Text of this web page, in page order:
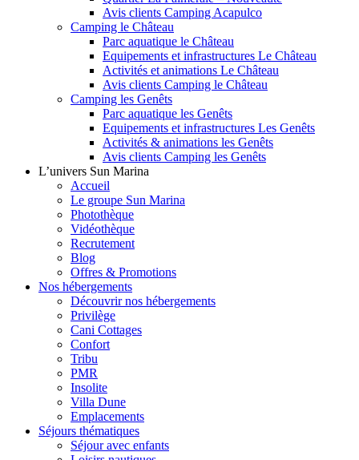
Avis clients Camping Acapulco
Camping le Château
Parc aquatique le Château
Equipements et infrastructures Le Château
Activités et animations Le Château
Avis clients Camping le Château
Camping les Genêts
Parc aquatique les Genêts
Equipements et infrastructures Les Genêts
Activités & animations les Genêts
Avis clients Camping les Genêts
L’univers Sun Marina
Accueil
Le groupe Sun Marina
Photothèque
Vidéothèque
Recrutement
Blog
Offres & Promotions
Nos hébergements
Découvrir nos hébergements
Privilège
Cani Cottages
Confort
Tribu
PMR
Insolite
Villa Dune
Emplacements
Séjours thématiques
Séjour avec enfants